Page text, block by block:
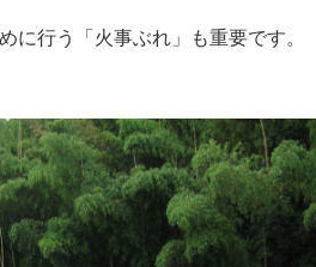
行う「火事ぶれ」も重要です。